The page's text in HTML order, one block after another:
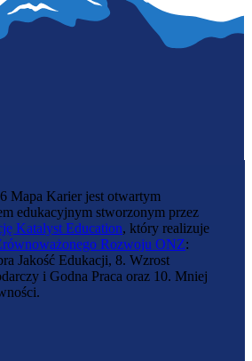
Mapa Karier jest otwartym
edukacyjnym stworzonym przez
Katalyst Education, który realizuje
Rozwoju ONZ:
Jakość Edukacji, 8. Wzrost
i Godna Praca oraz 10. Mniej